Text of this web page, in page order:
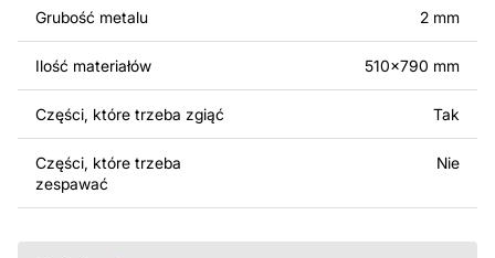
surowo zabronione.
Za dodatkową opłatą możemy dostosować projekt
albo wprowadzenie innych modyfikacji według Twoich
potrzeb. Jeśli potrzebujesz indywidualnego projektu
metalowego produktu, skontaktuj się z nami.
Jeśli masz jakiekolwiek pytania lub potrzebujesz
Grubość metalu 2 mm
Ilość materiałów 510x790 mm
Części, które trzeba zgiąć Tak
Części, które trzeba
zespawać
Nie